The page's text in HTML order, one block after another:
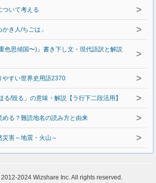
ついて考える >
き人/ちごは」 >
色思傾国〜)』書き下し文・現代語訳と解説
>
すい世界史用語2370 >
る/毀る」の意味・解説【ラ行下二段活用】 >
める？難読地名の読み方と由来 >
災害～地震・火山～ >
2024 Wizshare Inc. All rights reserved.